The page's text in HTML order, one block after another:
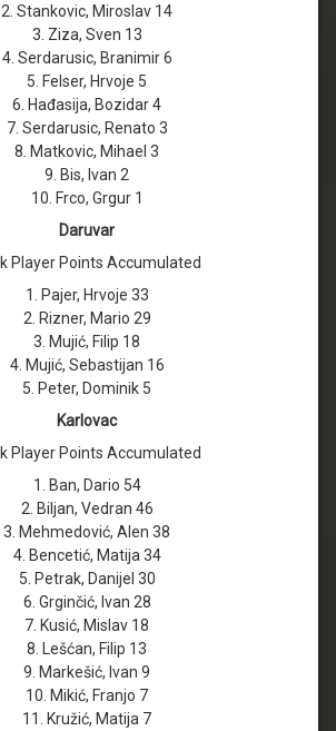
2. Stankovic, Miroslav 14
3. Ziza, Sven 13
4. Serdarusic, Branimir 6
5. Felser, Hrvoje 5
6. Hađasija, Bozidar 4
7. Serdarusic, Renato 3
8. Matkovic, Mihael 3
9. Bis, Ivan 2
10. Frco, Grgur 1
Daruvar
Player Points Accumulated
1. Pajer, Hrvoje 33
2. Rizner, Mario 29
3. Mujić, Filip 18
4. Mujić, Sebastijan 16
5. Peter, Dominik 5
Karlovac
Player Points Accumulated
1. Ban, Dario 54
2. Biljan, Vedran 46
3. Mehmedović, Alen 38
4. Bencetić, Matija 34
5. Petrak, Danijel 30
6. Grginčić, Ivan 28
7. Kusić, Mislav 18
8. Lešćan, Filip 13
9. Markešić, Ivan 9
10. Mikić, Franjo 7
11. Kružić, Matija 7